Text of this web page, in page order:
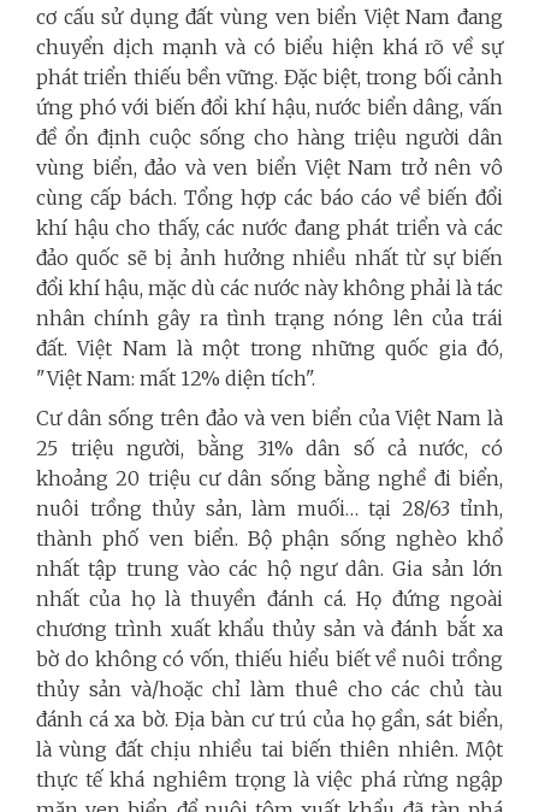
cơ cấu sử dụng đất vùng ven biển Việt Nam đang
chuyển dịch mạnh và có biểu hiện khá rõ về sự
phát triển thiếu bền vững. Đặc biệt, trong bối cảnh
ứng phóvới biến đổi khí hậu,nước biển dâng, vấn
đề ổn định cuộc sống cho hàng triệu người dân
vùng biển, đảo vàven biển Việt Nam trở nên vô
cùng cấp bách. Tổng hợp các báo cáo về biến đổi
khí hậu cho thấy, các nước đang phát triển và các
đảo quốc sẽ bị ảnh hưởng nhiều nhất từ sự biến
đổi khí hậu, mặc dù các nước này không phải là tác
nhân chính gây ra tình trạng nóng lên của trái
đất. Việt Nam là một trong những quốc gia đó,
"Việt Nam: mất 12% diện tích".
Cư dân sống trên đảo và ven biển của Việt Nam là
25 triệu người, bằng 31% dân số cảnước, có
khoảng 20 triệu cưdân sống bằng nghề đi biển,
nuôi trồng thủy sản, làm muối… tại 28/63 tỉnh,
thành phố ven biển. Bộ phận sống nghèo khổ
nhất tập trung vào các hộ ngư dân. Gia sản lớn
nhất của họ là thuyền đánh cá. Họ đứng ngoài
chương trình xuất khẩu thủy sản và đánh bắt xa
bờ do không có vốn, thiếu hiểu biết về nuôi trồng
thủy sản và/hoặc chỉ làm thuê cho các chủ tàu
đánh cá xa bờ. Địa bàn cưtrú của họ gần, sát biển,
là vùng đất chịu nhiều tai biến thiên nhiên. Một
thực tế khá nghiêm trọng là việc phá rừng ngập